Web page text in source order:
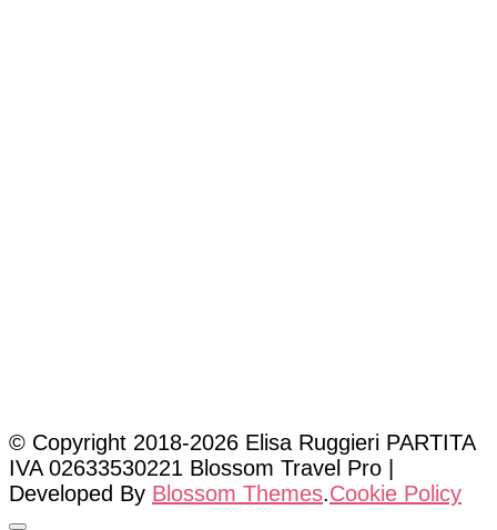
© Copyright 2018-2026 Elisa Ruggieri PARTITA
IVA 02633530221 Blossom Travel Pro |
Developed By Blossom Themes.Cookie Policy